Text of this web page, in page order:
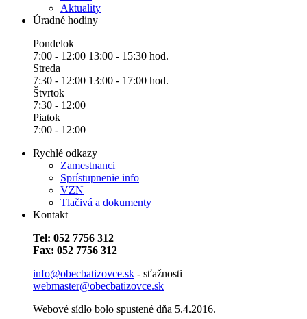
Aktuality
Úradné hodiny
Pondelok
7:00 - 12:00 13:00 - 15:30 hod.
Streda
7:30 - 12:00 13:00 - 17:00 hod.
Štvrtok
7:30 - 12:00
Piatok
7:00 - 12:00
Rychlé odkazy
Zamestnanci
Sprístupnenie info
VZN
Tlačivá a dokumenty
Kontakt
Tel: 052 7756 312
Fax: 052 7756 312
info@obecbatizovce.sk - sťažnosti
webmaster@obecbatizovce.sk
Webové sídlo bolo spustené dňa 5.4.2016.​​​